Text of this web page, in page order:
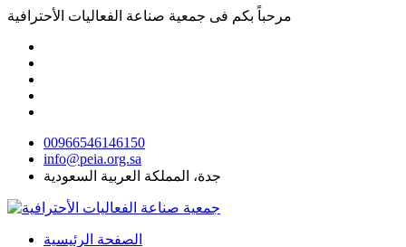
مرحباً بكم فى جمعية صناعة الفعاليات الأحترافية
00966546146150
info@peia.org.sa
جدة، المملكة العربية السعودية
الصفحة الرئيسية